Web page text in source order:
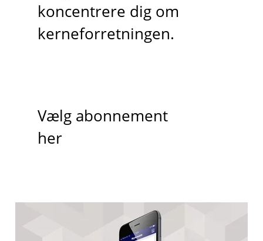
koncentrere dig om
kerneforretningen.
Vælg abonnement
her